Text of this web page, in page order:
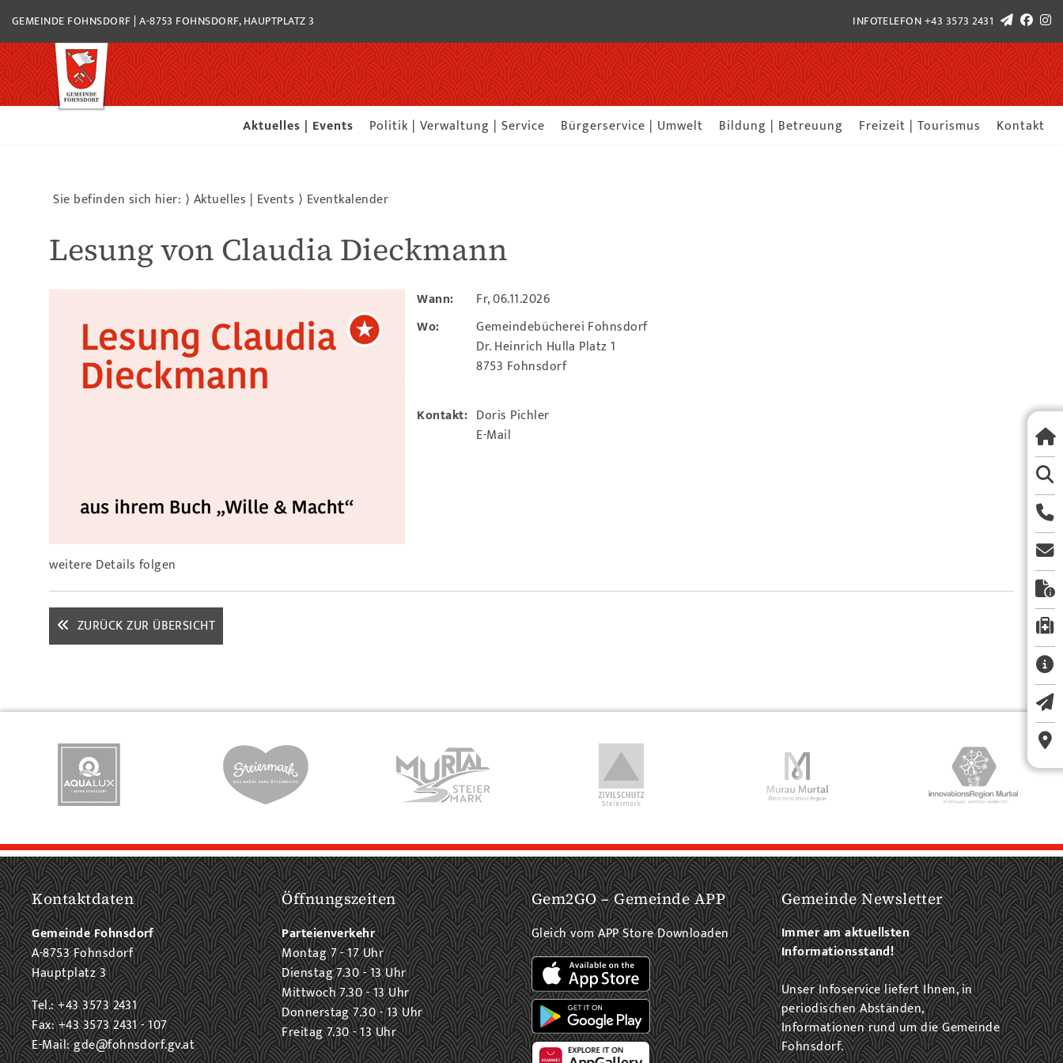
GEMEINDE FOHNSDORF | A-8753 FOHNSDORF, HAUPTPLATZ 3 INFOTELEFON+43 3573 2431
Aktuelles | Events Politik | Verwaltung | Service Bürgerservice | Umwelt Bildung | Betreuung Freizeit | Tourismus Kontakt
Sie befinden sich hier: ⟩ Aktuelles | Events ⟩ Eventkalender
Lesung von Claudia Dieckmann
Wann:
Fr, 06.11.2026
Wo:
Gemeindebücherei Fohnsdorf
Dr. Heinrich Hulla Platz 1
8753 Fohnsdorf
Kontakt: Doris Pichler
E-Mail
weitere Details folgen
ZURÜCK ZUR ÜBERSICHT
Kontaktdaten
Gemeinde Fohnsdorf
A-8753 Fohnsdorf
Hauptplatz 3
Tel.: +43 3573 2431
Fax: +43 3573 2431 - 107
E-Mail: gde@fohnsdorf.gv.at
Öffnungszeiten
Parteienverkehr
Montag 7 - 17 Uhr
Dienstag 7.30 - 13 Uhr
Mittwoch 7.30 - 13 Uhr
Donnerstag 7.30 - 13 Uhr
Freitag 7.30 - 13 Uhr
Gem2GO – Gemeinde APP
Gleich vom APP Store Downloaden
Gemeinde Newsletter
Immer am aktuellsten
Informationsstand!
Unser Infoservice liefert Ihnen, in
periodischen Abständen,
Informationen rund um die Gemeinde
Fohnsdorf.